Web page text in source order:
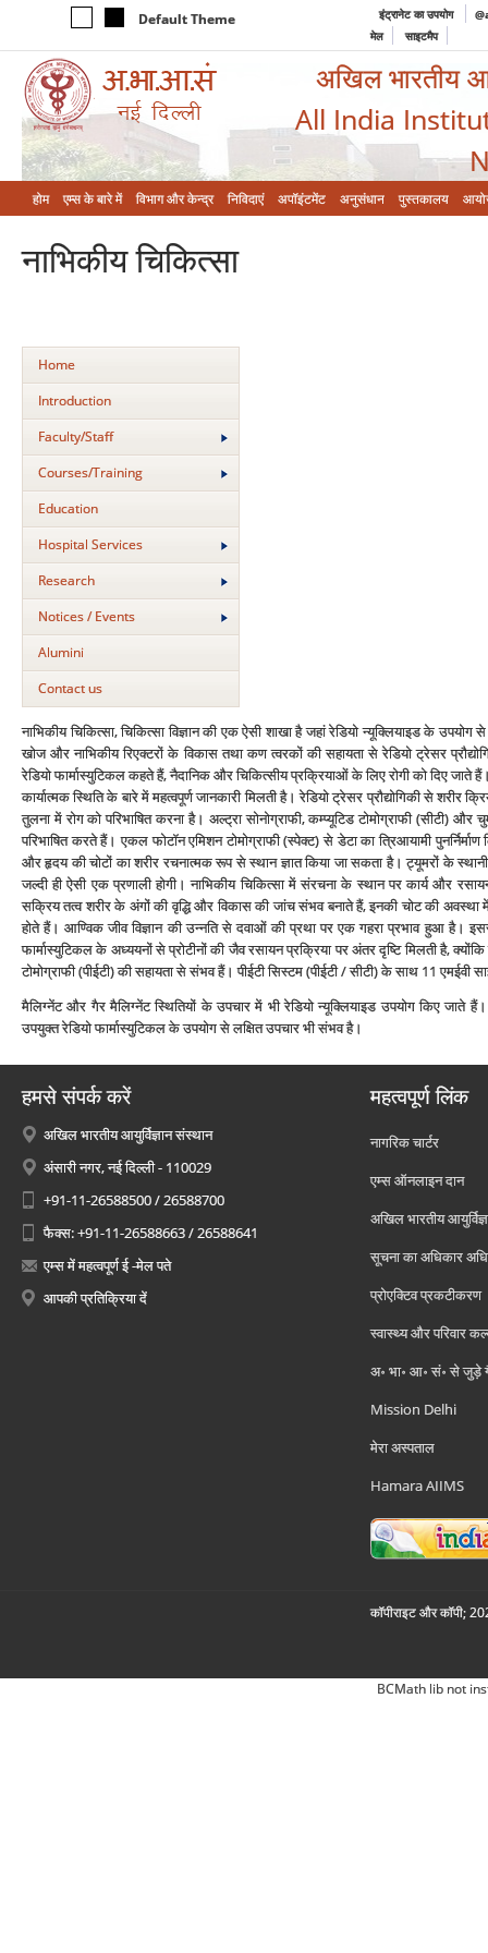
Default Theme इंट्रानेट का उपयोग
मेल
साइटमैप
अखिल भारतीय
All India
होम एम्‍स के बारे में विभाग और केन्‍द्र निविदाएं अपॉइंटमेंट अनुसंधान पुस्तकालय
नाभिकीय चिकित्‍सा
Home
Introduction
Faculty/Staff
Courses/Training
Education
Hospital Services
Research
Notices / Events
Alumini
Contact us
नाभिकीय चिकित्‍सा, चिकित्‍सा विज्ञान की एक ऐसी शाखा है जहां रेडियो न्‍यूक्लियाइड के
खोज और नाभिकीय रिएक्‍टरों के विकास तथा कण त्‍वरकों की सहायता से रेडियो ट्रेसर
रेडियो फार्मास्‍युटिकल कहते हैं, नैदानिक और चिकित्‍सीय प्रक्रियाओं के लिए रोगी को दिए
कार्यात्‍मक स्थिति के बारे में महत्‍वपूर्ण जानकारी मिलती है। रेडियो ट्रेसर प्रौद्योगिकी से शरीर
तुलना में रोग को परिभाषित करना है। अल्‍ट्रा सोनोग्राफी, कम्‍प्‍यूटिड टोमोग्राफी
परिभाषित करते हैं। एकल फोटॉन एमिशन टोमोग्राफी (स्‍पेक्‍ट) से डेटा का त्रिआयामी
और हृदय की चोटों का शरीर रचनात्‍मक रूप से स्‍थान ज्ञात किया जा सकता है। ट्यूमरों के
जल्‍दी ही ऐसी एक प्रणाली होगी। नाभिकीय चिकित्‍सा में संरचना के स्‍थान पर कार्य और
सक्रिय तत्‍व शरीर के अंगों की वृद्धि और विकास की जांच संभव बनाते हैं, इनकी चोट की
होते हैं। आण्विक जीव विज्ञान की उन्‍नति से दवाओं की प्रथा पर एक गहरा प्रभाव हुआ है।
फार्मास्‍युटिकल के अध्‍ययनों से प्रोटीनों की जैव रसायन प्रक्रिया पर अंतर दृष्टि मिलती है,
टोमोग्राफी (पीईटी) की सहायता से संभव हैं। पीईटी सिस्‍टम (पीईटी / सीटी) के साथ 11 एमईवी
मैलिग्‍नेंट और गैर मैलिग्‍नेंट स्थितियों के उपचार में भी रेडियो न्‍यूक्लियाइड उपयोग किए जाते
उपयुक्‍त रेडियो फार्मास्‍युटिकल के उपयोग से लक्षित उपचार भी संभव है।
हमसे संपर्क करें
अखिल भारतीय आयुर्विज्ञान संस्थान
अंसारी नगर, नई दिल्ली - 110029
+91-11-26588500 / 26588700
फैक्स: +91-11-26588663 / 26588641
एम्स में महत्वपूर्ण ई -मेल पते
आपकी प्रतिक्रिया दें
महत्वपूर्ण लिंक
नागरिक चार्टर
एम्स ऑनलाइन दान
अखिल भारतीय
सूचना का अधिकार
प्रोएक्टिव प्रकटीकरण
स्वास्थ्य और परिवार
अ॰ भा॰ आ॰ सं॰ से जुड़े
Mission Delhi
मेरा अस्पताल
Hamara AIIMS
कॉपीराइट और कॉपी;
BCMath lib not